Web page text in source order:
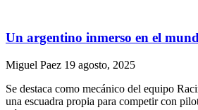
Un argentino inmerso en el
Miguel Paez 19 agosto, 2025
Se destaca como mecánico del equipo
una escuadra propia para competir con